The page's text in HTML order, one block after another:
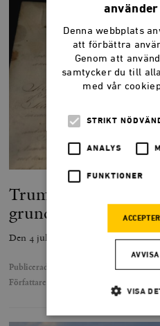
Trump hade inte
grundare
Den 4 juli i år fyller USA 250 år.
Publicerad
Författare
Denna webbplats
att förbättra
Genom att
samtycker du till
med vår
STRIKT
ANALYS
FUNKTIONER
VISA